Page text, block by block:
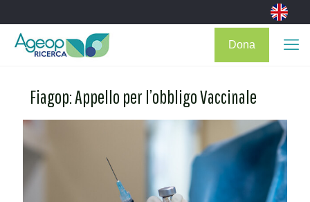
Dona
Fiagop: Appello per l’obbligo Vaccinale